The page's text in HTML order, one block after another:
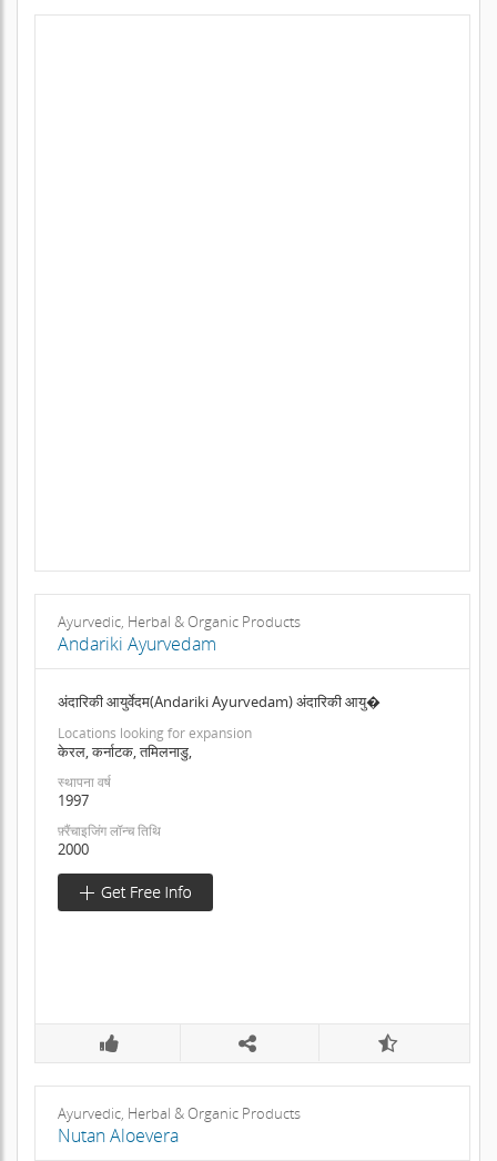
Ayurvedic, Herbal & Organic Products
Andariki Ayurvedam
अंदारिकी आयुर्वेदम(Andariki Ayurvedam) अंदारिकी आयु�
Locations looking for expansion
केरल, कर्नाटक, तमिलनाडु,
स्थापना वर्ष
1997
फ़्रैंचाइजिंग लॉन्च तिथि
2000
Ayurvedic, Herbal & Organic Products
Nutan Aloevera